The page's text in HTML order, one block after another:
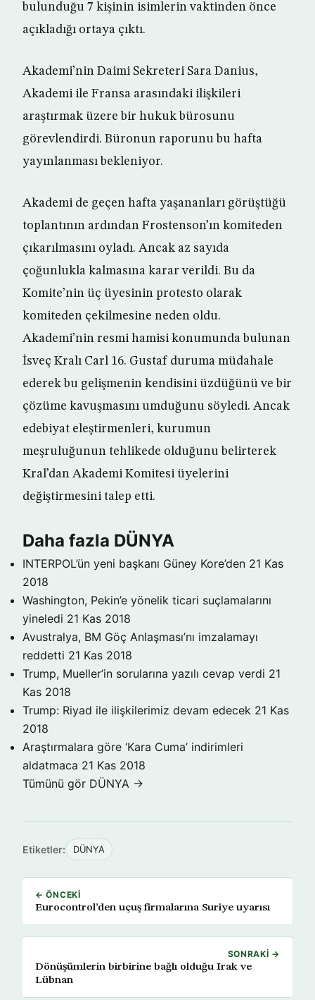
bulunduğu 7 kişinin isimlerin vaktinden önce
açıkladığı ortaya çıktı.
Akademi’nin Daimi Sekreteri Sara Danius,
Akademi ile Fransa arasındaki ilişkileri
araştırmak üzere bir hukuk bürosunu
görevlendirdi. Büronun raporunu bu hafta
yayınlanması bekleniyor.
Akademi de geçen hafta yaşananları görüştüğü
toplantının ardından Frostenson’ın komiteden
çıkarılmasını oyladı. Ancak az sayıda
çoğunlukla kalmasına karar verildi. Bu da
Komite’nin üç üyesinin protesto olarak
komiteden çekilmesine neden oldu.
Akademi’nin resmi hamisi konumunda bulunan
İsveç Kralı Carl 16. Gustaf duruma müdahale
ederek bu gelişmenin kendisini üzdüğünü ve bir
çözüme kavuşmasını umduğunu söyledi. Ancak
edebiyat eleştirmenleri, kurumun
meşruluğunun tehlikede olduğunu belirterek
Kral’dan Akademi Komitesi üyelerini
değiştirmesini talep etti.
Daha fazla DÜNYA
INTERPOL’ün yeni başkanı Güney Kore’den 21 Kas
2018
Washington, Pekin’e yönelik ticari suçlamalarını
yineledi 21 Kas 2018
Avustralya, BM Göç Anlaşması’nı imzalamayı
reddetti 21 Kas 2018
Trump, Mueller’in sorularına yazılı cevap verdi 21
Kas 2018
Trump: Riyad ile ilişkilerimiz devam edecek 21 Kas
2018
Araştırmalara göre ‘Kara Cuma’ indirimleri
aldatmaca 21 Kas 2018
Tümünü gör DÜNYA →
Etiketler: DÜNYA
← ÖNCEKI
Eurocontrol’den uçuş firmalarına Suriye uyarısı
SONRAKI →
Dönüşümlerin birbirine bağlı olduğu Irak ve
Lübnan